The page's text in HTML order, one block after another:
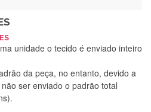
unidade o tecido é enviado inteiro
da peça, no entanto, devido a
ser enviado o padrão total